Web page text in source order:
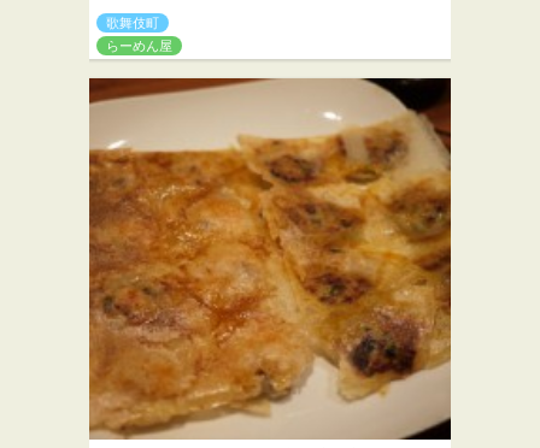
歌舞伎町
らーめん屋